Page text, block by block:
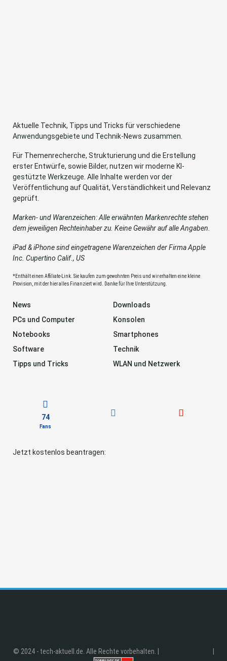
Aktuelle Technik, Tipps und Tricks für verschiedene
Anwendungsgebiete und Technik-News zusammen.
Für Themenrecherche, Strukturierung und die Erstellung
erster Entwürfe, sowie Bilder, nutzen wir moderne KI-
gestützte Werkzeuge. Alle Inhalte werden vor der
Veröffentlichung auf Qualität, Verständlichkeit und Relevanz
geprüft.
Marken- und Warenzeichen: Alle erwähnten Markenrechte stehen
dem jeweiligen Rechteinhaber zu. Keine Gewähr auf alle Angaben.
iPad & iPhone sind eingetragene Warenzeichen der Firma Apple
Inc. Cupertino Calif., US
*Enthält einen Affiliate-Link. Sie kaufen zum gewohnten Preis und wir erhalten eine kleine
Provision, mit der hier alles Finanziert wird. Danke für Ihre Unterstützung.
News
Downloads
PCs und Computer
Konsolen
Notebooks
Smartphones
Software
Technik
Tipps und Tricks
WLAN und Netzwerk
74
Fans
Jetzt kostenlos beantragen:
© 2024 - tech-aktuell.de. Alle Rechte vorbehalten. |